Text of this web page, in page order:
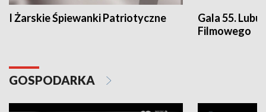
I Żarskie Śpiewanki Patriotyczne
Gala 55.
Filmowego
GOSPODARKA